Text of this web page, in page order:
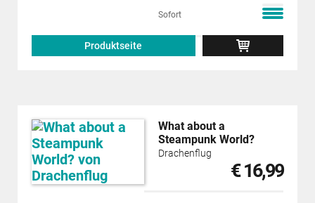
Sofort
Produktseite
What about a
Steampunk World?
Drachenflug
€ 16,99